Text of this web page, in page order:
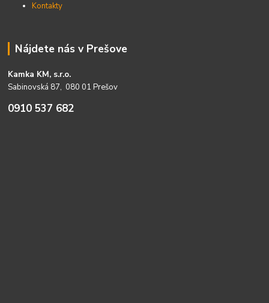
Kontakty
Nájdete nás v Prešove
Kamka KM, s.r.o.
Sabinovská 87, 080 01 Prešov
0910 537 682